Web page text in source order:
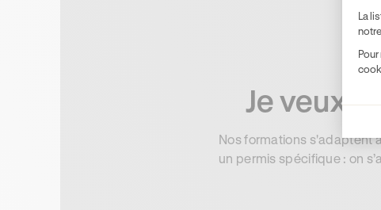
Je veux
Nos formations s'adaptent
un permis spécifique : on
La